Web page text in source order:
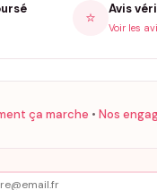
⭐ Avis
Voir les
ça marche • Nos